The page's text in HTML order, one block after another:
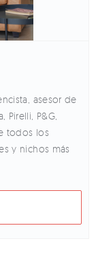
asesor de
P&G,
todos los
y nichos más